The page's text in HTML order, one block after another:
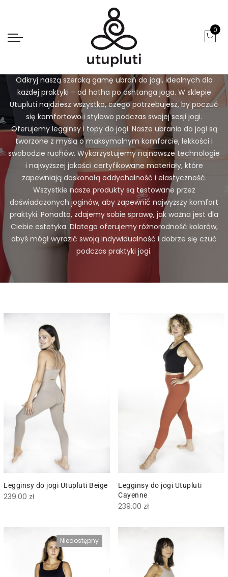
0
Ubrania do jogi
Odkryj naszą szeroką gamę ubrań do jogi, idealnych dla
każdej praktyki – od hatha po ashtanga joga. W sklepie
Utupluti najdziesz wszystko, czego potrzebujesz, by poczuć
się komfortowo i stylowo podczas swojej sesji jogi.
Oferujemy legginsy i topy do jogi. Nasze ubrania do jogi są
tworzone z myślą o maksymalnym komforcie, lekkości i
swobodzie ruchów. Wykorzystujemy najnowsze technologie
i najwyższej jakości certyfikowane materiały, które
zapewniają doskonałą oddychalność i elastyczność.
Wszystkie nasze produkty są testowane przez
doświadczonych joginów, aby zapewnić najwyższy komfort
praktyki. Ponadto, zdajemy sobie sprawę, jak ważna jest dla
Ciebie estetyka. Dlatego oferujemy różnorodność kolorów,
abyś mógł wyrazić swoją indywidualność i dobrze się czuć
podczas praktyki jogi.
Legginsy do jogi Utupluti Beige
239.00 zł
Legginsy do jogi Utupluti
Cayenne
239.00 zł
Niedostępny